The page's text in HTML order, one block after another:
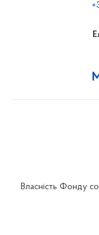
Власність Фонду